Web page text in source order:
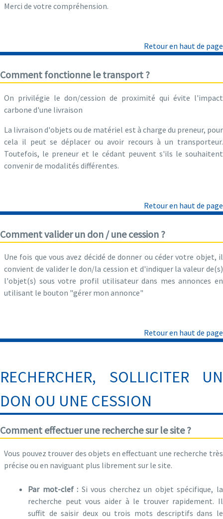
Merci de votre compréhension.
Retour en haut de page
Comment fonctionne le transport ?
On privilégie le don/cession de proximité qui évite l'impact
carbone d'une livraison
La livraison d'objets ou de matériel est à charge du preneur, pour
cela il peut se déplacer ou avoir recours à un transporteur.
Toutefois, le preneur et le cédant peuvent s'ils le souhaitent
convenir de modalités différentes.
Retour en haut de page
Comment valider un don / une cession ?
Une fois que vous avez décidé de donner ou céder votre objet, il
convient de valider le don/la cession et d'indiquer la valeur de(s)
l'objet(s) sous votre profil utilisateur dans mes annonces en
utilisant le bouton "gérer mon annonce"
Retour en haut de page
RECHERCHER, SOLLICITER UN
DON OU UNE CESSION
Comment effectuer une recherche sur le site ?
Vous pouvez trouver des objets en effectuant une recherche très
précise ou en naviguant plus librement sur le site.
Par mot-clef : Si vous cherchez un objet spécifique, la
recherche peut vous aider à le trouver rapidement. Il
suffit de saisir deux ou trois mots descriptifs dans le